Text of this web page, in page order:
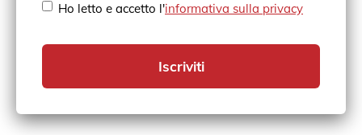
Ho letto e accetto l'informativa sulla privacy
Iscriviti